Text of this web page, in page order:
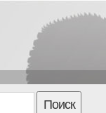
Поиск